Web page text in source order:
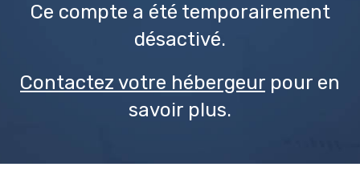
Ce compte a été temporairement
désactivé.
Contactez votre hébergeur pour en
savoir plus.